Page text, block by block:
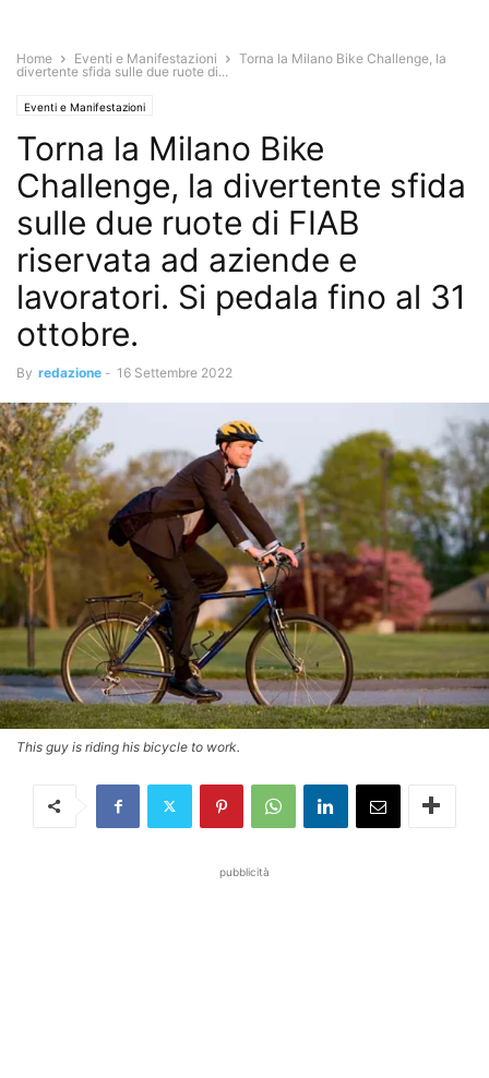
Home Eventi e Manifestazioni
Torna la Milano Bike Challenge, la
divertente sfida sulle due ruote di...
Eventi e Manifestazioni
Torna la Milano Bike
Challenge, la divertente sfida
sulle due ruote di FIAB
riservata ad aziende e
lavoratori. Si pedala fino al 31
ottobre.
By redazione - 16 Settembre 2022
This guy is riding his bicycle to work.
pubblicità